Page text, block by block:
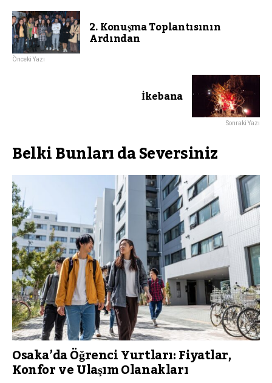
2. Konuşma Toplantısının
Ardından
Önceki Yazı
İkebana
Sonraki Yazı
Belki Bunları da Seversiniz
Osaka’da Öğrenci Yurtları: Fiyatlar,
Konfor ve Ulaşım Olanakları